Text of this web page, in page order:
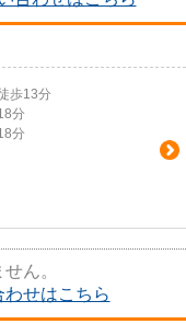
歩13分
分
分
ん。
せはこちら